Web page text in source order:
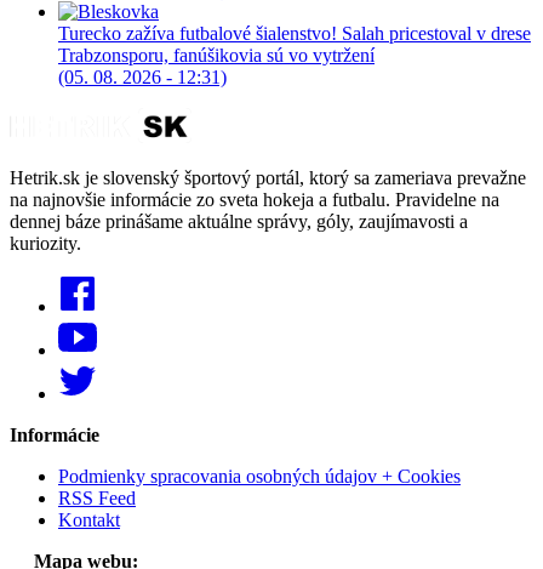
Turecko zažíva futbalové šialenstvo! Salah pricestoval v drese
Trabzonsporu, fanúšikovia sú vo vytržení
(05. 08. 2026 - 12:31)
Hetrik.sk je slovenský športový portál, ktorý sa zameriava prevažne
na najnovšie informácie zo sveta hokeja a futbalu. Pravidelne na
dennej báze prinášame aktuálne správy, góly, zaujímavosti a
kuriozity.
Informácie
Podmienky spracovania osobných údajov + Cookies
RSS Feed
Kontakt
Mapa webu: